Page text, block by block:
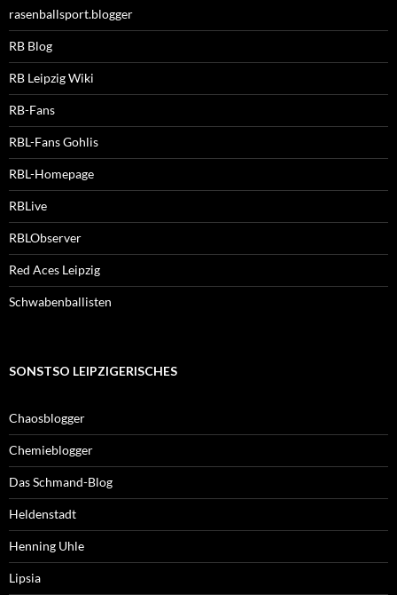
rasenballsport.blogger
RB Blog
RB Leipzig Wiki
RB-Fans
RBL-Fans Gohlis
RBL-Homepage
RBLive
RBLObserver
Red Aces Leipzig
Schwabenballisten
SONSTSO LEIPZIGERISCHES
Chaosblogger
Chemieblogger
Das Schmand-Blog
Heldenstadt
Henning Uhle
Lipsia